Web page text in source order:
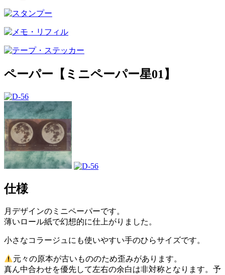
ペーパー【ミニペーパー星01】
仕様
月デザインのミニペーパーです。
薄いロール紙で幻想的に仕上がりました。
小さなコラージュにも使いやすい手のひらサイズです。
元々の原本が古いもののため歪みがあります。
真ん中合わせを優先して左右の余白は非対称となります。予